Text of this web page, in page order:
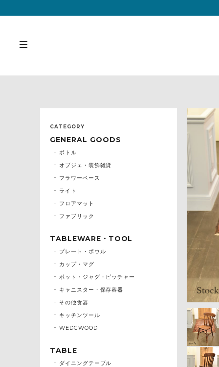
CATEGORY
GENERAL GOODS
ボトル
オブジェ・装飾雑貨
フラワーベース
ライト
フロアマット
ファブリック
TABLEWARE・TOOL
プレート・ボウル
カップ・マグ
ポット・ジャグ・ピッチャー
キャニスター・保存容器
その他食器
キッチンツール
WEDGWOOD
TABLE
ダイニングテーブル